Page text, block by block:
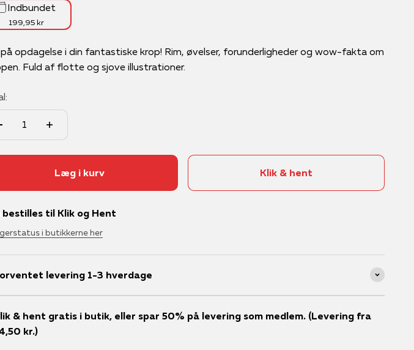
Indbundet
199,95 kr
opdagelse i din fantastiske krop! Rim, øvelser, forunderligheder og wow-fakta om
Fuld af flotte og sjove illustrationer.
Læg i kurv Klik & hent
bestilles til Klik og Hent
i butikkerne her
levering 1-3 hverdage
& hent gratis i butik, eller spar 50% på levering som medlem. (Levering fra
kr.)